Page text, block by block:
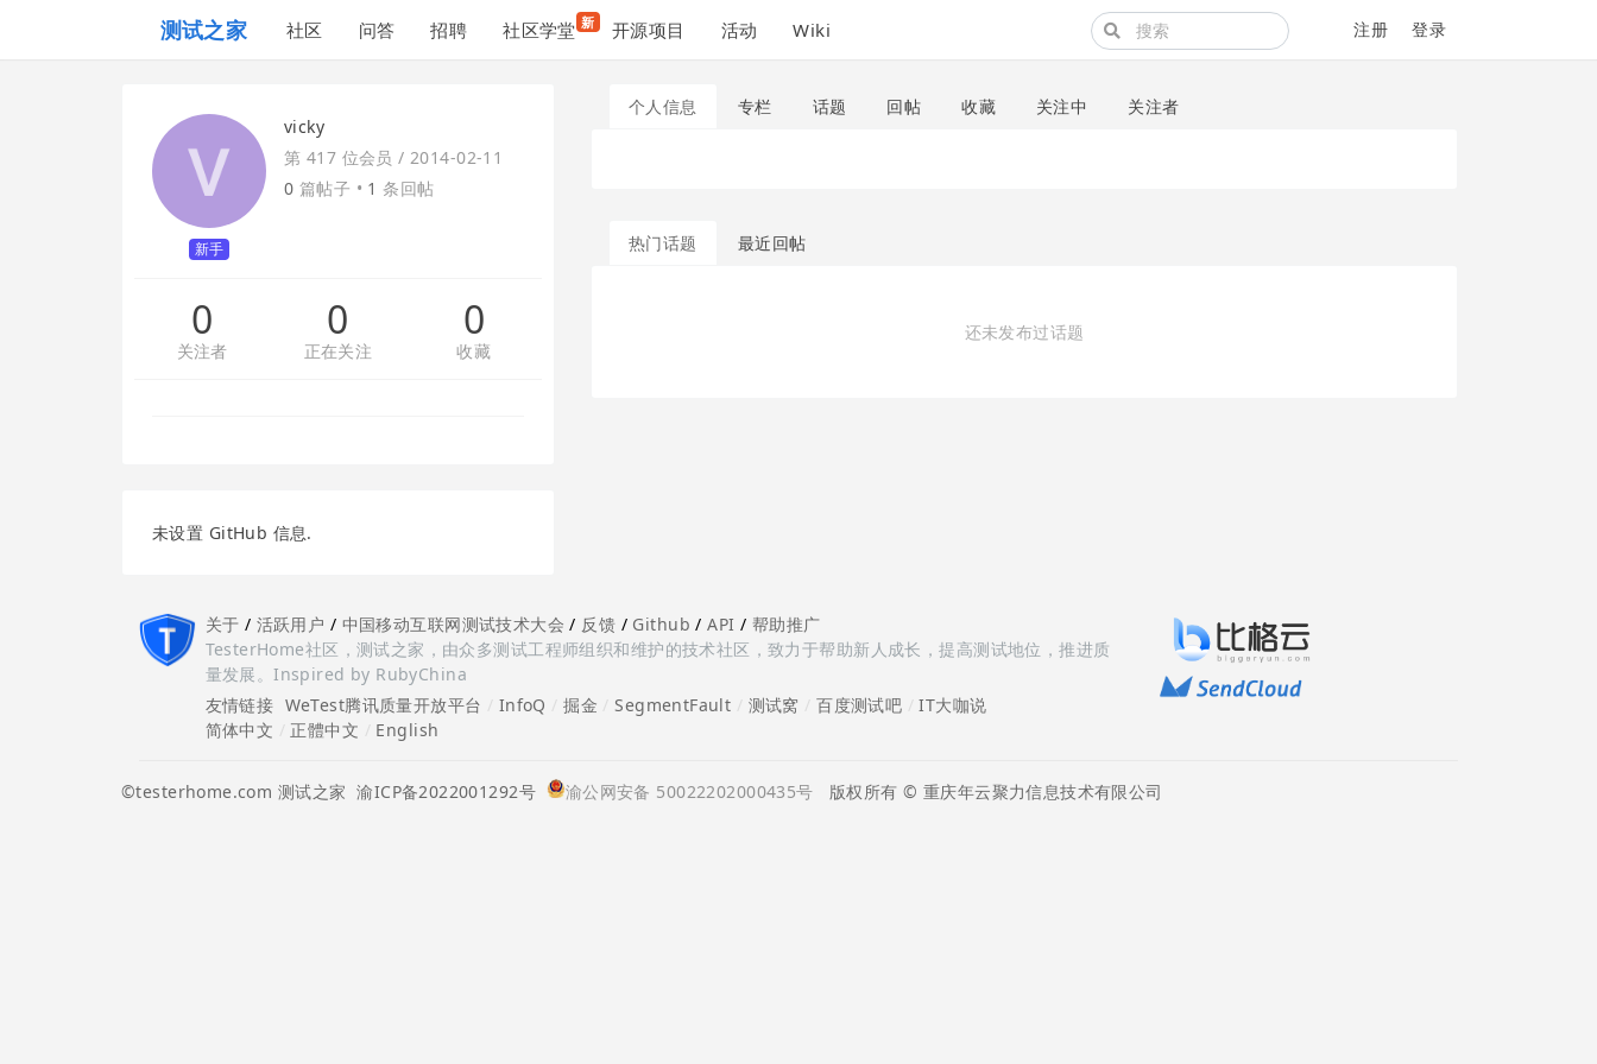
测试之家 社区 问答 招聘 社区学堂 新 开源项目 活动 Wiki 注册 登录
新手
vicky
第 417 位会员 /2014-02-11
0 篇帖子 • 1 条回帖
0
关注者
0
正在关注
0
收藏
未设置 GitHub 信息.
个人信息 专栏 话题 回帖 收藏 关注中 关注者
热门话题 最近回帖
还未发布过话题
关于 / 活跃用户 / 中国移动互联网测试技术大会 / 反馈 / Github /API / 帮助推广
TesterHome社区，测试之家，由众多测试工程师组织和维护的技术社区，致力于帮助新人成长，提高测试地位，推进质
量发展。Inspired by RubyChina
友情链接 WeTest腾讯质量开放平台 InfoQ /掘金 /SegmentFault 测试窝 /百度测试吧 /IT大咖说
简体中文
正體中文 English
©testerhome.com 测试之家 渝ICP备2022001292号 渝公网安备 50022202000435号 版权所有 © 重庆年云聚力信息技术有限公司